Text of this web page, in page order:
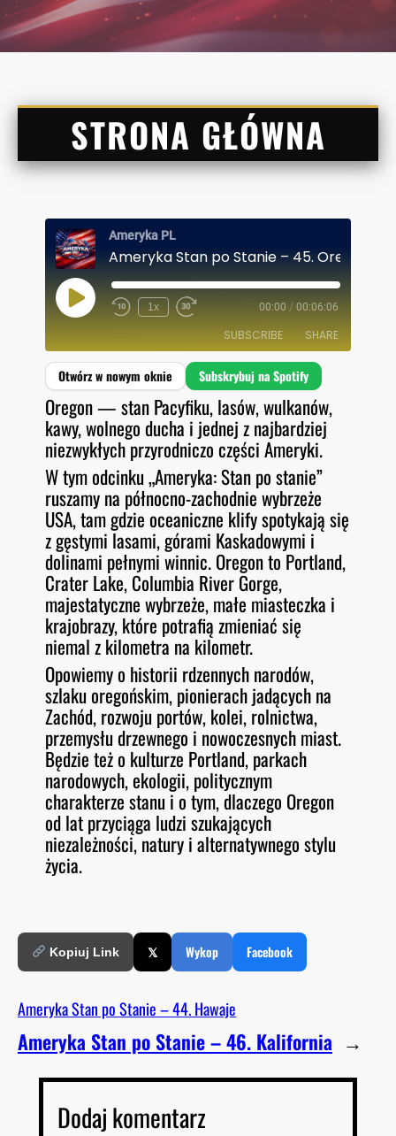
STRONA GŁÓWNA
Ameryka PL
Ameryka Stan po Stanie – 45. Oregon
P
L
P
I
O
D
E
1x 00:00 / 00:06:06
SUBSCRIBE SHARE
Spotify
RSS FEED
SHARE
LINK
EMBED
Oregon — stan Pacyfiku, lasów, wulkanów,
kawy, wolnego ducha i jednej z najbardziej
niezwykłych przyrodniczo części Ameryki.
W tym odcinku „Ameryka: Stan po stanie”
ruszamy na północno-zachodnie wybrzeże
USA, tam gdzie oceaniczne klify spotykają się
z gęstymi lasami, górami Kaskadowymi i
dolinami pełnymi winnic. Oregon to Portland,
Crater Lake, Columbia River Gorge,
majestatyczne wybrzeże, małe miasteczka i
krajobrazy, które potrafią zmieniać się
niemal z kilometra na kilometr.
Opowiemy o historii rdzennych narodów,
szlaku oregońskim, pionierach jadących na
Zachód, rozwoju portów, kolei, rolnictwa,
przemysłu drzewnego i nowoczesnych miast.
Będzie też o kulturze Portland, parkach
narodowych, ekologii, politycznym
charakterze stanu i o tym, dlaczego Oregon
od lat przyciąga ludzi szukających
niezależności, natury i alternatywnego stylu
życia.
Kopiuj Link 𝕏 Wykop Facebook
Ameryka Stan po Stanie – 44. Hawaje
Ameryka Stan po Stanie – 46. Kalifornia →
Dodaj komentarz